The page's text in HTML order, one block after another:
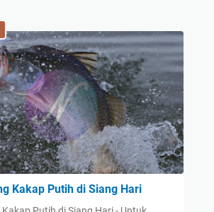
Kakap Putih di Siang Hari